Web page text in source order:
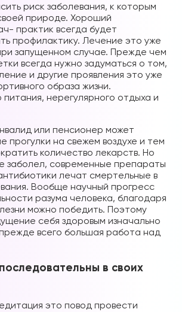
риск заболевания, к которым
природе. Хороший
практик всегда будет
профилактику. Лечение это уже
запущенном случае. Прежде чем
всегда нужно задуматься о том,
и другие проявления это уже
образа жизни.
нерегулярного отдыха и
или пенсионер может
прогулки на свежем воздухе и тем
количество лекарств. Но
заболел, современные препараты
лечат смертельные в
Вообще научный прогресс
разума человека, благодаря
можно победить. Поэтому
себя здоровым изначально
всего большая работа над
в своих
это повод провести